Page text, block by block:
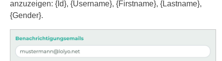
anzuzeigen: {Id}, {Username}, {Firstname}, {Lastname},
{Gender}.